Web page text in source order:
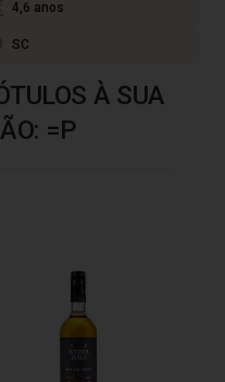
4,6 anos
SC
À SUA
=P